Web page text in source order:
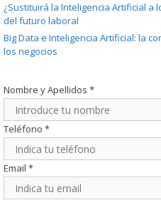
¿Sustituirá la Inteligencia Artificial
del futuro laboral
Big Data e Inteligencia Artificial: la
los negocios
Nombre y Apellidos *
Teléfono *
Email *